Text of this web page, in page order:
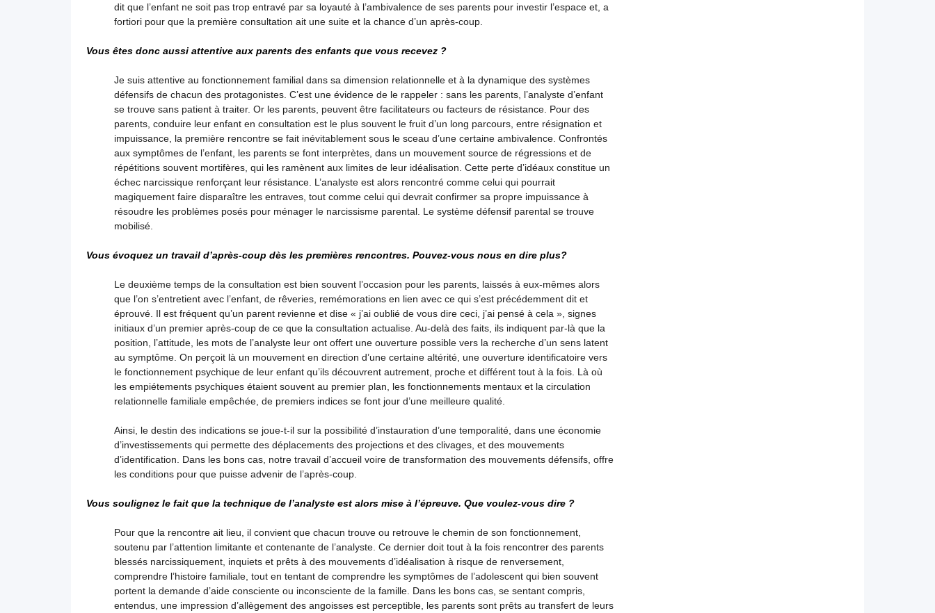
dit que l’enfant ne soit pas trop entravé par sa loyauté à l’ambivalence de ses parents pour investir l’espace et, a
fortiori pour que la première consultation ait une suite et la chance d’un après-coup.
Vous êtes donc aussi attentive aux parents des enfants que vous recevez ?
Je suis attentive au fonctionnement familial dans sa dimension relationnelle et à la dynamique des systèmes
défensifs de chacun des protagonistes. C’est une évidence de le rappeler : sans les parents, l’analyste d’enfant
se trouve sans patient à traiter. Or les parents, peuvent être facilitateurs ou facteurs de résistance. Pour des
parents, conduire leur enfant en consultation est le plus souvent le fruit d’un long parcours, entre résignation et
impuissance, la première rencontre se fait inévitablement sous le sceau d’une certaine ambivalence. Confrontés
aux symptômes de l’enfant, les parents se font interprètes, dans un mouvement source de régressions et de
répétitions souvent mortifères, qui les ramènent aux limites de leur idéalisation. Cette perte d’idéaux constitue un
échec narcissique renforçant leur résistance. L’analyste est alors rencontré comme celui qui pourrait
magiquement faire disparaître les entraves, tout comme celui qui devrait confirmer sa propre impuissance à
résoudre les problèmes posés pour ménager le narcissisme parental. Le système défensif parental se trouve
mobilisé.
Vous évoquez un travail d’après-coup dès les premières rencontres. Pouvez-vous nous en dire plus?
Le deuxième temps de la consultation est bien souvent l’occasion pour les parents, laissés à eux-mêmes alors
que l’on s’entretient avec l’enfant, de rêveries, remémorations en lien avec ce qui s’est précédemment dit et
éprouvé. Il est fréquent qu’un parent revienne et dise « j’ai oublié de vous dire ceci, j’ai pensé à cela », signes
initiaux d’un premier après-coup de ce que la consultation actualise. Au-delà des faits, ils indiquent par-là que la
position, l’attitude, les mots de l’analyste leur ont offert une ouverture possible vers la recherche d’un sens latent
au symptôme. On perçoit là un mouvement en direction d’une certaine altérité, une ouverture identificatoire vers
le fonctionnement psychique de leur enfant qu’ils découvrent autrement, proche et différent tout à la fois. Là où
les empiétements psychiques étaient souvent au premier plan, les fonctionnements mentaux et la circulation
relationnelle familiale empêchée, de premiers indices se font jour d’une meilleure qualité.
Ainsi, le destin des indications se joue-t-il sur la possibilité d’instauration d’une temporalité, dans une économie
d’investissements qui permette des déplacements des projections et des clivages, et des mouvements
d’identification. Dans les bons cas, notre travail d’accueil voire de transformation des mouvements défensifs, offre
les conditions pour que puisse advenir de l’après-coup.
Vous soulignez le fait que la technique de l’analyste est alors mise à l’épreuve. Que voulez-vous dire ?
Pour que la rencontre ait lieu, il convient que chacun trouve ou retrouve le chemin de son fonctionnement,
soutenu par l’attention limitante et contenante de l’analyste. Ce dernier doit tout à la fois rencontrer des parents
blessés narcissiquement, inquiets et prêts à des mouvements d’idéalisation à risque de renversement,
comprendre l’histoire familiale, tout en tentant de comprendre les symptômes de l’adolescent qui bien souvent
portent la demande d’aide consciente ou inconsciente de la famille. Dans les bons cas, se sentant compris,
entendus, une impression d’allègement des angoisses est perceptible, les parents sont prêts au transfert de leurs